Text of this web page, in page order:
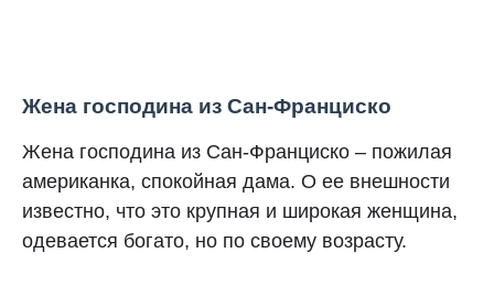
Жена господина из Сан-Франциско
Жена господина из Сан-Франциско – пожилая
американка, спокойная дама. О ее внешности
известно, что это крупная и широкая женщина,
одевается богато, но по своему возрасту.